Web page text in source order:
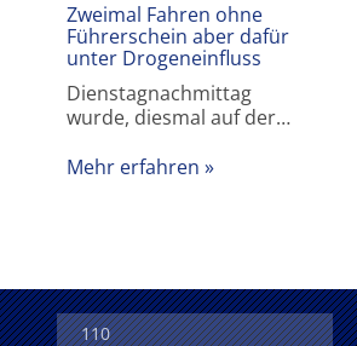
Zweimal Fahren ohne
Führerschein aber dafür
unter Drogeneinfluss
Dienstagnachmittag
wurde, diesmal auf der…
Mehr erfahren
110